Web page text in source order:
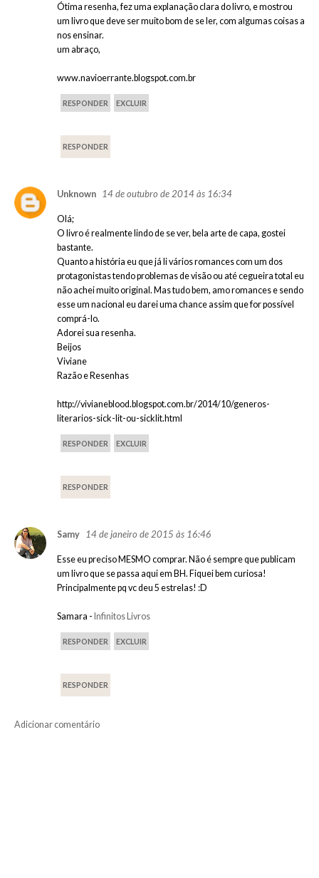
Ótima resenha, fez uma explanação clara do livro, e mostrou
um livro que deve ser muito bom de se ler, com algumas coisas a
nos ensinar.
um abraço,
www.navioerrante.blogspot.com.br
RESPONDER EXCLUIR
RESPONDER
Unknown 14 de outubro de 2014 às 16:34
Olá;
O livro é realmente lindo de se ver, bela arte de capa, gostei
bastante.
Quanto a história eu que já li vários romances com um dos
protagonistas tendo problemas de visão ou até cegueira total eu
não achei muito original. Mas tudo bem, amo romances e sendo
esse um nacional eu darei uma chance assim que for possível
comprá-lo.
Adorei sua resenha.
Beijos
Viviane
Razão e Resenhas
http://vivianeblood.blogspot.com.br/2014/10/generos-
literarios-sick-lit-ou-sicklit.html
RESPONDER EXCLUIR
RESPONDER
Samy 14 de janeiro de 2015 às 16:46
Esse eu preciso MESMO comprar. Não é sempre que publicam
um livro que se passa aqui em BH. Fiquei bem curiosa!
Principalmente pq vc deu 5 estrelas! :D
Samara - Infinitos Livros
RESPONDER EXCLUIR
RESPONDER
Adicionar comentário